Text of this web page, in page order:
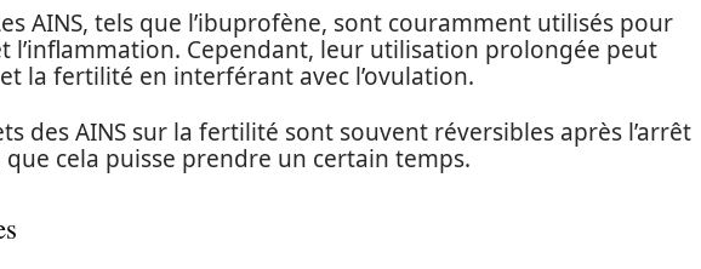
AINS, tels que l’ibuprofène, sont couramment utilisés pour
l’inflammation. Cependant, leur utilisation prolongée peut
la fertilité en interférant avec l’ovulation.
des AINS sur la fertilité sont souvent réversibles après l’arrêt
cela puisse prendre un certain temps.